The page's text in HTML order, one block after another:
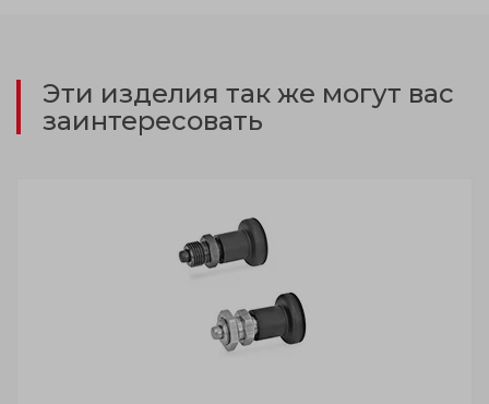
Эти изделия так же могут вас
заинтересовать